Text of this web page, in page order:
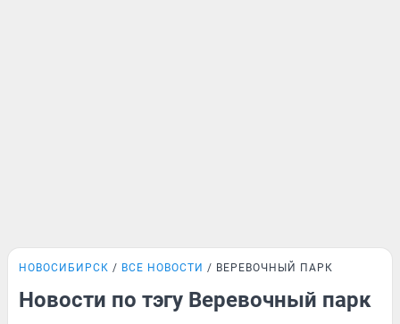
НОВОСИБИРСК ВСЕ НОВОСТИ ВЕРЕВОЧНЫЙ ПАРК
Новости по тэгу Веревочный парк